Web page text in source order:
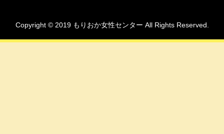
Copyright © 2019 もりおか女性センター All Rights Reserved.